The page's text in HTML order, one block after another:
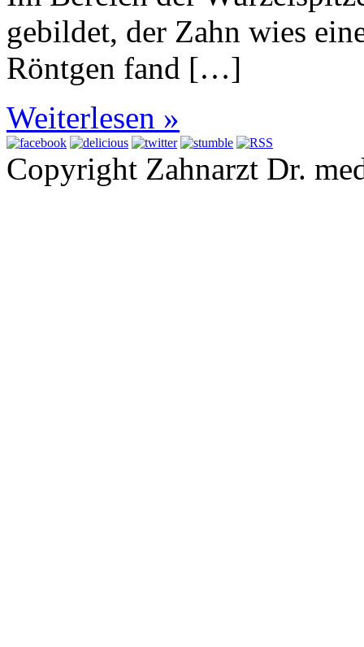
gebildet, der Zahn wies
Röntgen fand […]
Weiterlesen »
Copyright Zahnarzt Dr.